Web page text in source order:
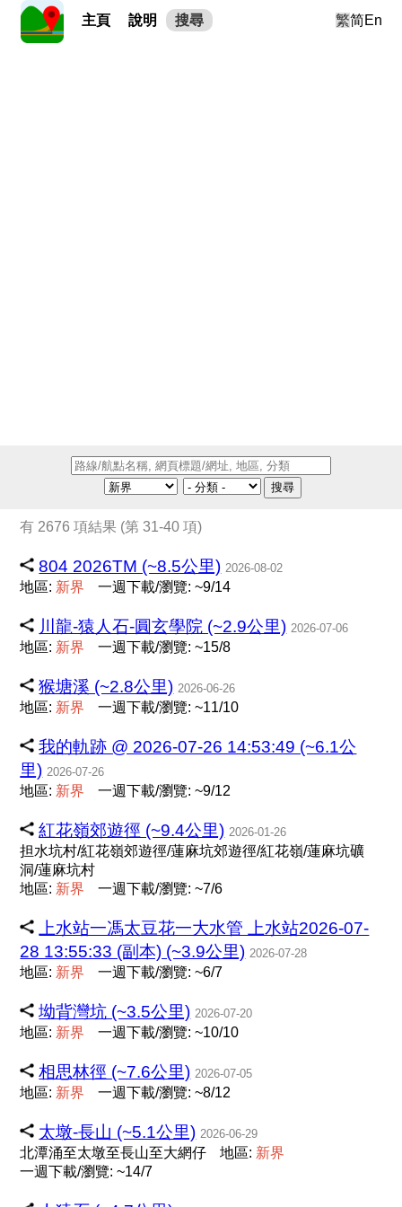
主頁 說明 搜尋 繁简En
搜尋
有 2676 項結果 (第 31-40 項)
804 2026TM (~8.5公里) 2026-08-02
地區: 新界 一週下載/瀏覽: ~9/14
川龍-猿人石-圓玄學院 (~2.9公里) 2026-07-06
地區: 新界 一週下載/瀏覽: ~15/8
猴塘溪 (~2.8公里) 2026-06-26
地區: 新界 一週下載/瀏覽: ~11/10
我的軌跡 @ 2026-07-26 14:53:49 (~6.1公
里) 2026-07-26
地區: 新界 一週下載/瀏覽: ~9/12
紅花嶺郊遊徑 (~9.4公里) 2026-01-26
担水坑村/紅花嶺郊遊徑/蓮麻坑郊遊徑/紅花嶺/蓮麻坑礦
洞/蓮麻坑村
地區: 新界 一週下載/瀏覽: ~7/6
上水站一馮太豆花一大水管 上水站2026-07-
28 13:55:33 (副本) (~3.9公里) 2026-07-28
地區: 新界 一週下載/瀏覽: ~6/7
坳背灣坑 (~3.5公里) 2026-07-20
地區: 新界 一週下載/瀏覽: ~10/10
相思林徑 (~7.6公里) 2026-07-05
地區: 新界 一週下載/瀏覽: ~8/12
太墩-長山 (~5.1公里) 2026-06-29
北潭涌至太墩至長山至大網仔 地區: 新界
一週下載/瀏覽: ~14/7